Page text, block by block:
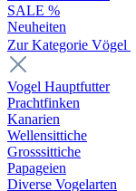
SALE %
Neuheiten
Zur Kategorie Vögel
Vogel Hauptfutter
Prachtfinken
Kanarien
Wellensittiche
Grosssittiche
Papageien
Diverse Vogelarten